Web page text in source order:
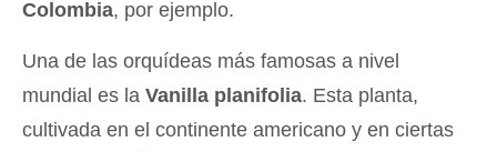
Colombia, por ejemplo.
Una de las orquídeas más famosas a nivel
mundial es la Vanilla planifolia. Esta planta,
cultivada en el continente americano y en ciertas